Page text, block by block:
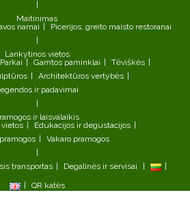
Maitinimas
namai Picerijos, greito maisto restoranai
Lankytinos vietos
Parkai Gamtos paminklai
Tėviškės
Architektūros vertybės
ir padavimai
ir laisvalaikis
Edukacijos ir degustacijos
Vakaro pramogos
transportas
Degalinės ir servisai
QR katės